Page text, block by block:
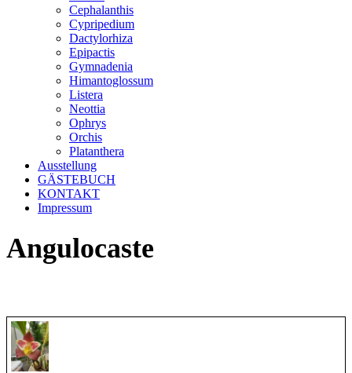
Cephalanthis
Cypripedium
Dactylorhiza
Epipactis
Gymnadenia
Himantoglossum
Listera
Neottia
Ophrys
Orchis
Platanthera
Ausstellung
GÄSTEBUCH
KONTAKT
Impressum
Angulocaste